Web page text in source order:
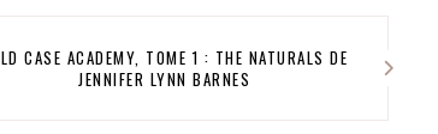
CASE ACADEMY, TOME 1 : THE NATURALS DE
JENNIFER LYNN BARNES